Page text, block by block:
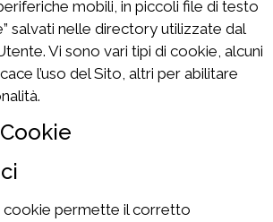
mobili, in piccoli file di testo
salvati nelle directory utilizzate dal
Vi sono vari tipi di cookie, alcuni
l’uso del Sito, altri per abilitare
cookie permette il corretto